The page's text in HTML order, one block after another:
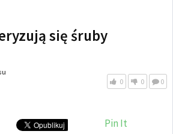
się śruby
0 0 0
Pin It